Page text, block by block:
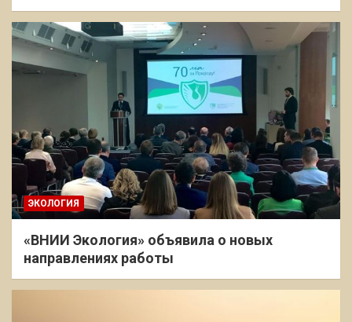
ЭКОЛОГИЯ
«ВНИИ Экология» объявила о новых
направлениях работы